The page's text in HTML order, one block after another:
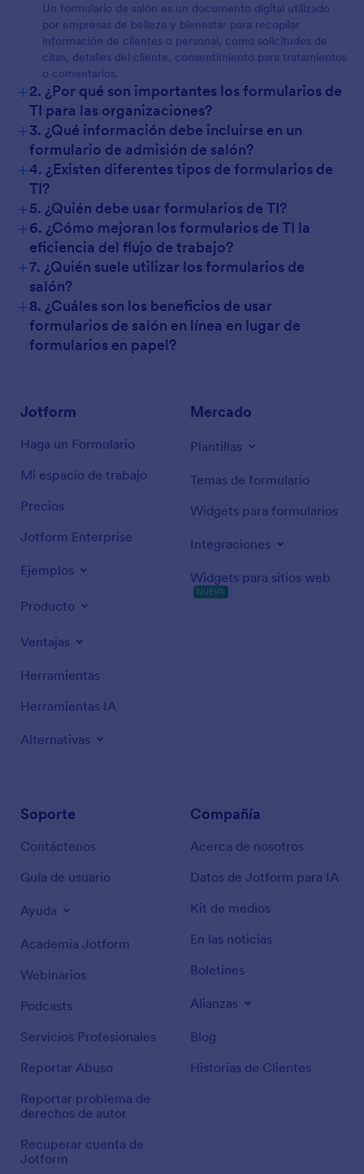
Un formulario de salón es un documento digital utilizado
por empresas de belleza y bienestar para recopilar
información de clientes o personal, como solicitudes de
citas, detalles del cliente, consentimiento para tratamientos
o comentarios.
+2. ¿Por qué son importantes los formularios de
TI para las organizaciones?
+3. ¿Qué información debe incluirse en un
formulario de admisión de salón?
+4. ¿Existen diferentes tipos de formularios de
TI?
+5. ¿Quién debe usar formularios de TI?
+6. ¿Cómo mejoran los formularios de TI la
eficiencia del flujo de trabajo?
+7. ¿Quién suele utilizar los formularios de
salón?
+8. ¿Cuáles son los beneficios de usar
formularios de salón en línea en lugar de
formularios en papel?
Jotform
Haga un Formulario
Mi espacio de trabajo
Precios
Jotform Enterprise
Ejemplos
Producto
Ventajas
Herramientas
Herramientas IA
Alternativas
Mercado
Plantillas
Temas de formulario
Widgets para formularios
Integraciones
Widgets para sitios web
NUEVA
Soporte
Contáctenos
Guía de usuario
Ayuda
Academia Jotform
Webinarios
Podcasts
Servicios Profesionales
Reportar Abuso
Reportar problema de
derechos de autor
Recuperar cuenta de
Jotform
Compañía
Acerca de nosotros
Datos de Jotform para IA
Kit de medios
En las noticias
Boletines
Alianzas
Blog
Historias de Clientes